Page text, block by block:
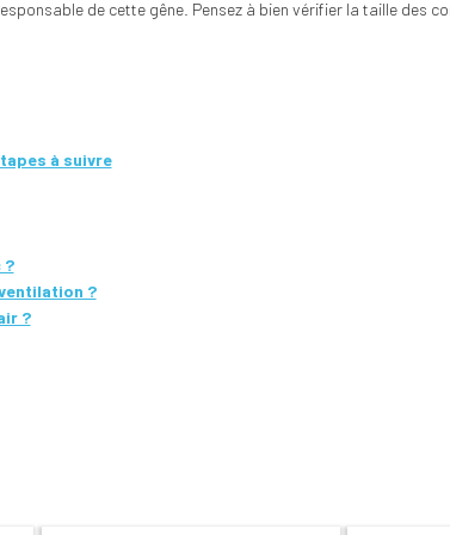
de cette gêne. Pensez à bien vérifier la taille des
à suivre
?
?
?